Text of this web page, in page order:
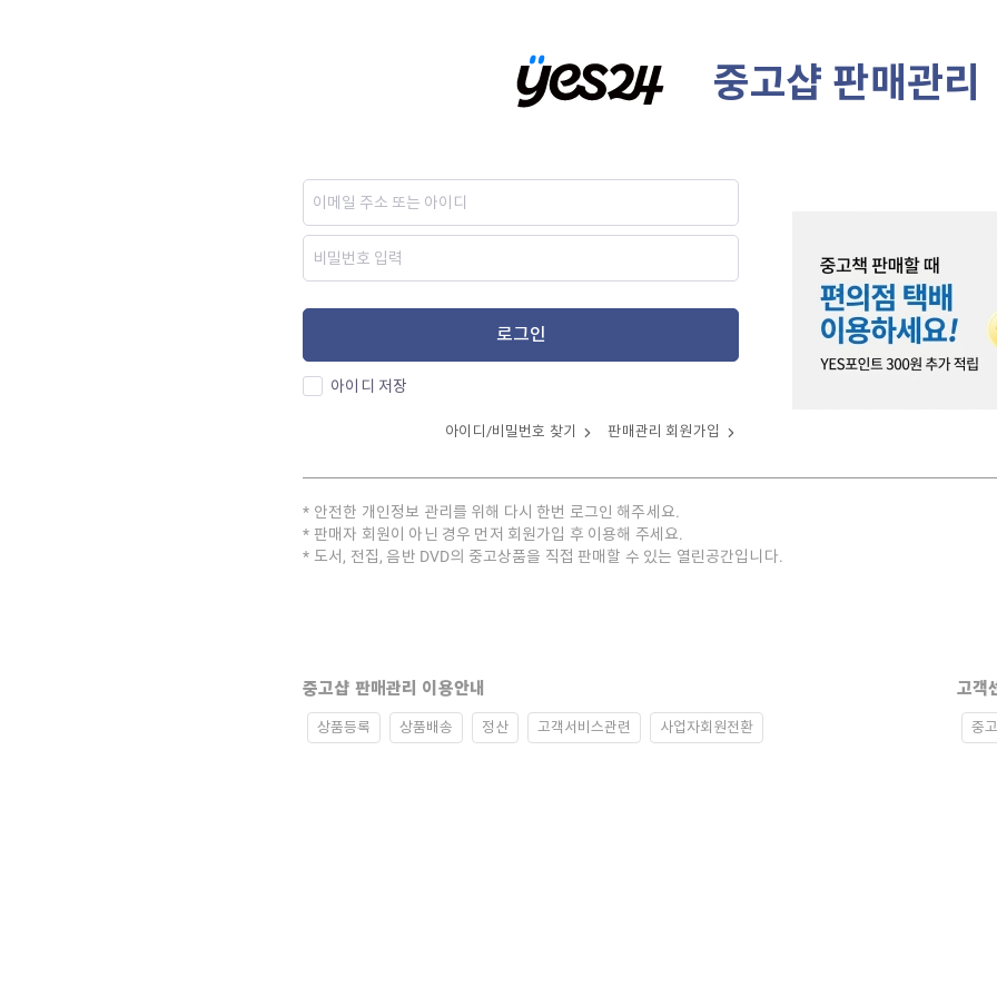
중고샵 판매관리
로그인
아이디 저장
아이디/비밀번호 찾기 판매관리 회원가입
안전한 개인정보 관리를 위해 다시 한번 로그인 해주세요.
판매자 회원이 아닌 경우 먼저 회원가입 후 이용해 주세요.
도서, 전집, 음반 DVD의 중고상품을 직접 판매할 수 있는 열린공간입니다.
중고샵 판매관리 이용안내
상품등록 상품배송 정산 고객서비스관련 사업자회원전환
고객
중